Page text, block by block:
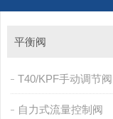
平衡阀
T40/KPF手动调节阀
自力式流量控制阀